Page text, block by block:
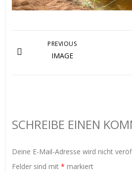
PREVIOUS
IMAGE
SCHREIBE EINEN
Deine E-Mail-Adresse wird nicht
Felder sind mit * markiert